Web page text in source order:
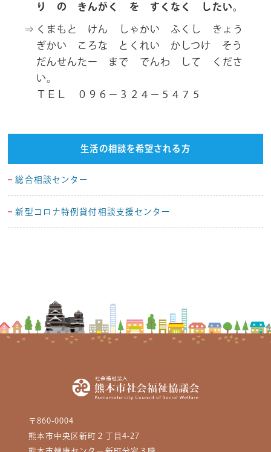
り の きんがく を すくなく したい。
くまもと けん しゃかい ふくし きょう
ぎかい ころな とくれい かしつけ そう
だんせんたー まで でんわ して くださ
い。
ＴＥＬ ０９６－３２４－５４７５
生活の相談を希望される方
総合相談センター
新型コロナ特例貸付相談支援センター
〒860-0004
熊本市中央区新町２丁目4-27